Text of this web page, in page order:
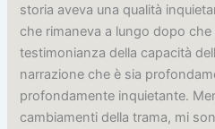
storia aveva una qualità
che rimaneva a lungo dopo
testimonianza della capacità
narrazione che è sia
profondamente inquietante.
cambiamenti della trama, mi